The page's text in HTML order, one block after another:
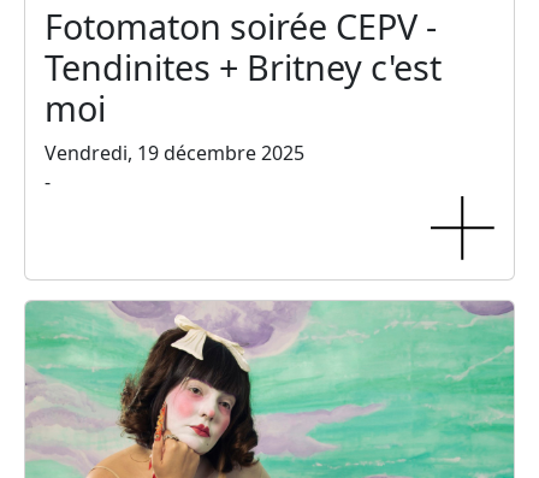
Fotomaton soirée CEPV -
Tendinites + Britney c'est
moi
Vendredi, 19 décembre 2025
-